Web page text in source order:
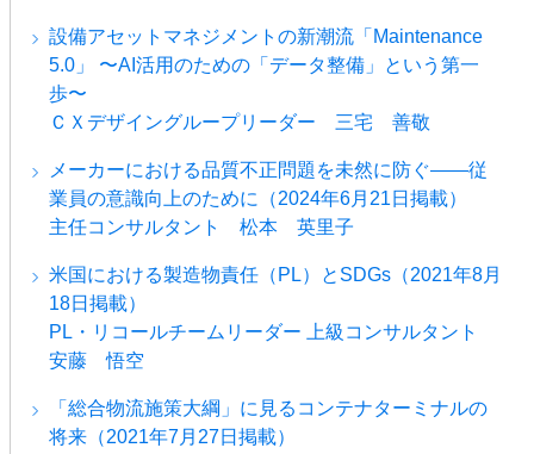
設備アセットマネジメントの新潮流「Maintenance
5.0」 〜AI活用のための「データ整備」という第一
歩〜
ＣＸデザイングループリーダー 三宅 善敬
メーカーにおける品質不正問題を未然に防ぐ――従
業員の意識向上のために（2024年6月21日掲載）
主任コンサルタント 松本 英里子
米国における製造物責任（PL）とSDGs（2021年8月
18日掲載）
PL・リコールチームリーダー 上級コンサルタント
安藤 悟空
「総合物流施策大綱」に見るコンテナターミナルの
将来（2021年7月27日掲載）